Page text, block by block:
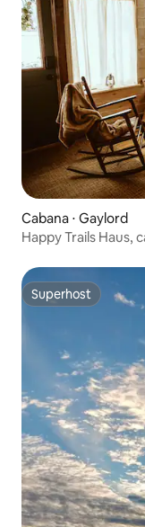
Cabana ⋅ Gaylord
Happy Trails Haus,
Superhost
Superhost